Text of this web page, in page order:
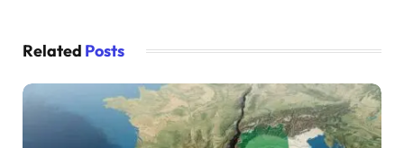
Related Posts